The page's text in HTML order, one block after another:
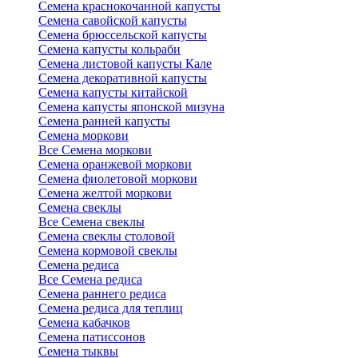
Семена краснокочанной капусты
Семена савойской капусты
Семена брюссельской капусты
Семена капусты кольраби
Семена листовой капусты Кале
Семена декоративной капусты
Семена капусты китайской
Семена капусты японской мизуна
Семена ранней капусты
Семена моркови
Все Семена моркови
Семена оранжевой моркови
Семена фиолетовой моркови
Семена желтой моркови
Семена свеклы
Все Семена свеклы
Семена свеклы столовой
Семена кормовой свеклы
Семена редиса
Все Семена редиса
Семена раннего редиса
Семена редиса для теплиц
Семена кабачков
Семена патиссонов
Семена тыквы